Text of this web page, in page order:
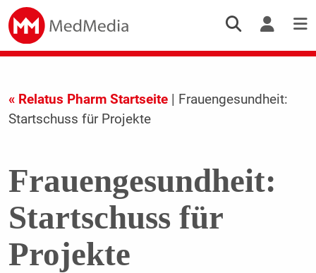
« Relatus Pharm Startseite| Frauengesundheit:
Startschuss für Projekte
Frauengesundheit:
Startschuss für
Projekte